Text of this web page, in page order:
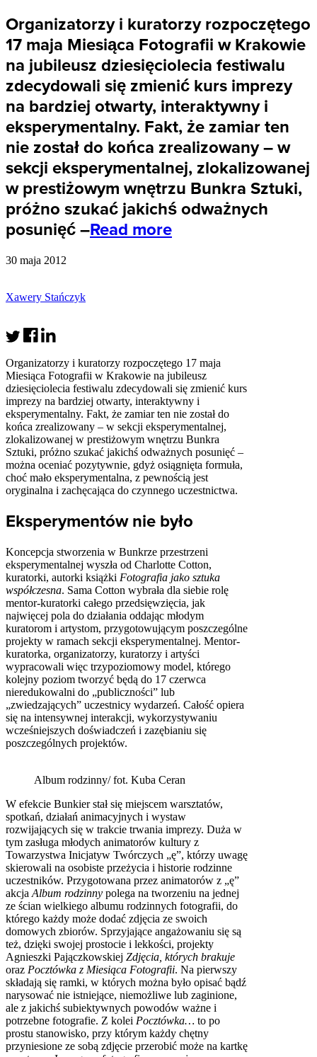
Organizatorzy i kuratorzy rozpoczętego
17 maja Miesiąca Fotografii w Krakowie
na jubileusz dziesięciolecia festiwalu
zdecydowali się zmienić kurs imprezy
na bardziej otwarty, interaktywny i
eksperymentalny. Fakt, że zamiar ten
nie został do końca zrealizowany – w
sekcji eksperymentalnej, zlokalizowanej
w prestiżowym wnętrzu Bunkra Sztuki,
próżno szukać jakichś odważnych
posunięć –Read more
30 maja 2012
Xawery Stańczyk
Organizatorzy i kuratorzy rozpoczętego 17 maja
Miesiąca Fotografii w Krakowie na jubileusz
dziesięciolecia festiwalu zdecydowali się zmienić kurs
imprezy na bardziej otwarty, interaktywny i
eksperymentalny. Fakt, że zamiar ten nie został do
końca zrealizowany – w sekcji eksperymentalnej,
zlokalizowanej w prestiżowym wnętrzu Bunkra
Sztuki, próżno szukać jakichś odważnych posunięć –
można oceniać pozytywnie, gdyż osiągnięta formuła,
choć mało eksperymentalna, z pewnością jest
oryginalna i zachęcająca do czynnego uczestnictwa.
Eksperymentów nie było
Koncepcja stworzenia w Bunkrze przestrzeni
eksperymentalnej wyszła od Charlotte Cotton,
kuratorki, autorki książki Fotografia jako sztuka
współczesna. Sama Cotton wybrała dla siebie rolę
mentor-kuratorki całego przedsięwzięcia, jak
najwięcej pola do działania oddając młodym
kuratorom i artystom, przygotowującym poszczególne
projekty w ramach sekcji eksperymentalnej. Mentor-
kuratorka, organizatorzy, kuratorzy i artyści
wypracowali więc trzypoziomowy model, którego
kolejny poziom tworzyć będą do 17 czerwca
nieredukowalni do „publiczności” lub
„zwiedzających” uczestnicy wydarzeń. Całość opiera
się na intensywnej interakcji, wykorzystywaniu
wcześniejszych doświadczeń i zazębianiu się
poszczególnych projektów.
Album rodzinny/ fot. Kuba Ceran
W efekcie Bunkier stał się miejscem warsztatów,
spotkań, działań animacyjnych i wystaw
rozwijających się w trakcie trwania imprezy. Duża w
tym zasługa młodych animatorów kultury z
Towarzystwa Inicjatyw Twórczych „ę”, którzy uwagę
skierowali na osobiste przeżycia i historie rodzinne
uczestników. Przygotowana przez animatorów z „ę”
akcja Album rodzinny polega na tworzeniu na jednej
ze ścian wielkiego albumu rodzinnych fotografii, do
którego każdy może dodać zdjęcia ze swoich
domowych zbiorów. Sprzyjające angażowaniu się są
też, dzięki swojej prostocie i lekkości, projekty
Agnieszki Pajączkowskiej Zdjęcia, których brakuje
oraz Pocztówka z Miesiąca Fotografii. Na pierwszy
składają się ramki, w których można było opisać bądź
narysować nie istniejące, niemożliwe lub zaginione,
ale z jakichś subiektywnych powodów ważne i
potrzebne fotografie. Z kolei Pocztówka… to po
prostu stanowisko, przy którym każdy chętny
przyniesione ze sobą zdjęcie przerobić może na kartkę